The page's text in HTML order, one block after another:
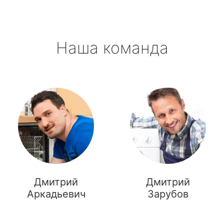
Наша команда
Дмитрий
Аркадьевич
Дмитрий
Зарубов